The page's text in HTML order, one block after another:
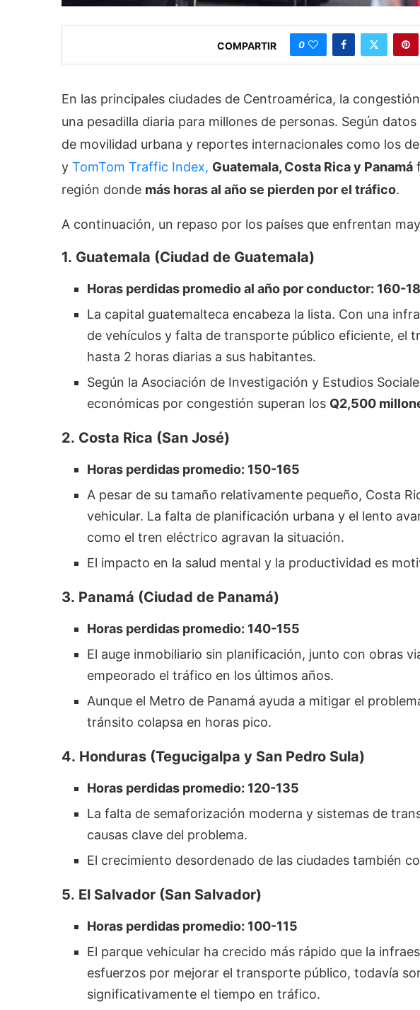
COMPARTIR 0
En las principales ciudades de Centroamérica, la
una pesadilla diaria para millones de personas. Según
de movilidad urbana y reportes internacionales como los de
y TomTom Traffic Index, Guatemala, Costa Rica y Panamá
región donde más horas al año se pierden por el tráfico.
A continuación, un repaso por los países que enfrentan
1. Guatemala (Ciudad de Guatemala)
Horas perdidas promedio al año por conductor: 160-
La capital guatemalteca encabeza la lista. Con una
de vehículos y falta de transporte público eficiente, el
hasta 2 horas diarias a sus habitantes.
Según la Asociación de Investigación y Estudios
económicas por congestión superan los Q2,500
2. Costa Rica (San José)
Horas perdidas promedio: 150-165
A pesar de su tamaño relativamente pequeño, Costa
vehicular. La falta de planificación urbana y el lento
como el tren eléctrico agravan la situación.
El impacto en la salud mental y la productividad es
3. Panamá (Ciudad de Panamá)
Horas perdidas promedio: 140-155
El auge inmobiliario sin planificación, junto con obras
empeorado el tráfico en los últimos años.
Aunque el Metro de Panamá ayuda a mitigar el
tránsito colapsa en horas pico.
4. Honduras (Tegucigalpa y San Pedro Sula)
Horas perdidas promedio: 120-135
La falta de semaforización moderna y sistemas de
causas clave del problema.
El crecimiento desordenado de las ciudades también
5. El Salvador (San Salvador)
Horas perdidas promedio: 100-115
El parque vehicular ha crecido más rápido que la
esfuerzos por mejorar el transporte público, todavía
significativamente el tiempo en tráfico.